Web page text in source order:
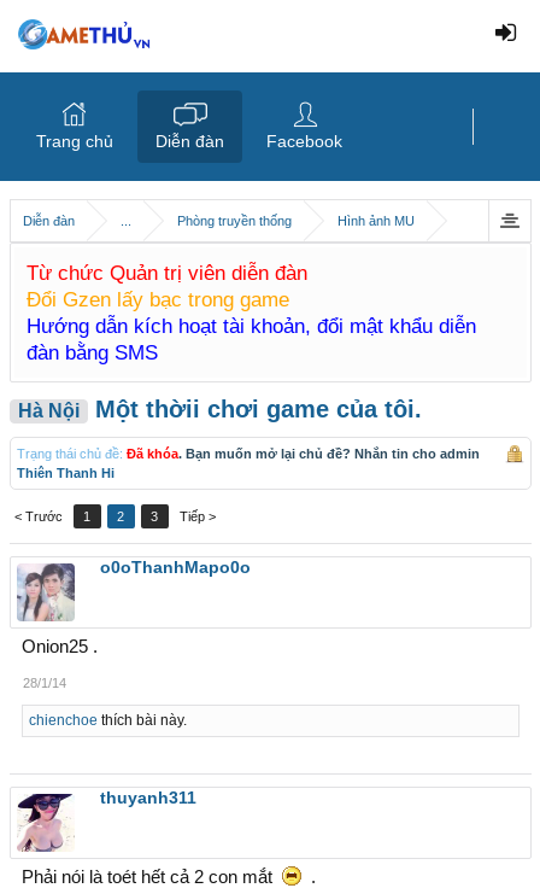
Diễn đàn Phòng truyền thống Hình ảnh MU
Từ chức Quản trị viên diễn đàn
Đổi Gzen lấy bạc trong game
Hướng dẫn kích hoạt tài khoản, đổi mật khẩu diễn
đàn bằng SMS
Hà Nội Một thờii chơi game của tôi.
Trạng thái chủ đề: Đã khóa. Bạn muốn mở lại chủ đề? Nhắn tin cho admin
Thiên Thanh Hi
< Trước 1 2 3 Tiếp >
o0oThanhMapo0o
Onion25 .
28/1/14
chienchoe thích bài này.
thuyanh311
Phải nói là toét hết cả 2 con mắt .
Trang chủ Diễn đàn Facebook